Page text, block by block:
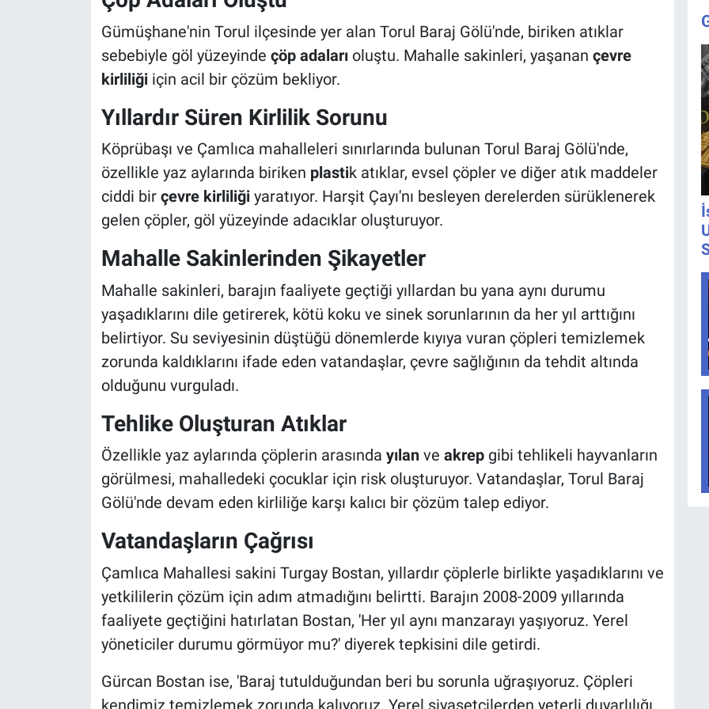
Gümüşhane'nin Torul ilçesinde yer alan Torul Baraj Gölü'nde, biriken atıklar
sebebiyle göl yüzeyinde çöp adalarıoluştu. Mahalle sakinleri, yaşanan çevre
kirliliğiiçin acil bir çözüm bekliyor.
Yıllardır Süren Kirlilik Sorunu
Köprübaşı ve Çamlıca mahalleleri sınırlarında bulunan Torul Baraj Gölü'nde,
özellikle yaz aylarında biriken plastik atıklar, evsel çöpler ve diğer atık maddeler
ciddi bir çevre kirliliğiyaratıyor. Harşit Çayı'nı besleyen derelerden sürüklenerek
gelen çöpler, göl yüzeyinde adacıklar oluşturuyor.
Mahalle Sakinlerinden Şikayetler
Mahalle sakinleri, barajın faaliyete geçtiği yıllardan bu yana aynı durumu
yaşadıklarını dile getirerek, kötü koku ve sinek sorunlarının da her yıl arttığını
belirtiyor. Su seviyesinin düştüğü dönemlerde kıyıya vuran çöpleri temizlemek
zorunda kaldıklarını ifade eden vatandaşlar, çevre sağlığının da tehdit altında
olduğunu vurguladı.
Tehlike Oluşturan Atıklar
Özellikle yaz aylarında çöplerin arasında yılanve akrepgibi tehlikeli hayvanların
görülmesi, mahalledeki çocuklar için risk oluşturuyor. Vatandaşlar, Torul Baraj
Gölü'nde devam eden kirliliğe karşı kalıcı bir çözüm talep ediyor.
Vatandaşların Çağrısı
Çamlıca Mahallesi sakini Turgay Bostan, yıllardır çöplerle birlikte yaşadıklarını ve
yetkililerin çözüm için adım atmadığını belirtti. Barajın 2008-2009 yıllarında
faaliyete geçtiğini hatırlatan Bostan, 'Her yıl aynı manzarayı yaşıyoruz. Yerel
yöneticiler durumu görmüyor mu?' diyerek tepkisini dile getirdi.
Gürcan Bostan ise, 'Baraj tutulduğundan beri bu sorunla uğraşıyoruz. Çöpleri
kendimiz temizlemek zorunda kalıyoruz. Yerel siyasetçilerden yeterli duyarlılığı